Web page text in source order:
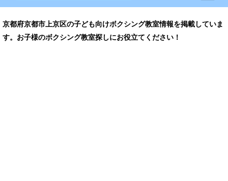
京都府京都市上京区の子ども向けボクシング教室情報を掲載していま
す。お子様のボクシング教室探しにお役立てください！